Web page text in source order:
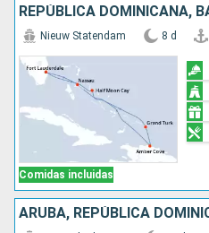
Comidas incluidas
Nieuw Statendam 8 d